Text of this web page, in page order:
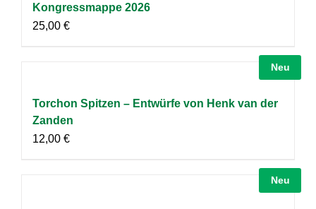
Kongressmappe 2026
25,00 €
Neu
Torchon Spitzen – Entwürfe von Henk van der
Zanden
12,00 €
Neu